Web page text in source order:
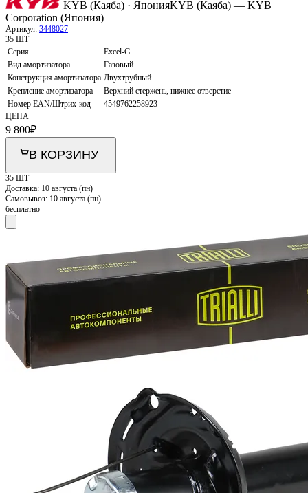
KYB (Каяба) · ЯпонияKYB (Каяба) — KYB
Corporation (Япония)
Артикул: 3448027
35 ШТ
Серия
Excel-G
Вид амортизатора
Газовый
Конструкция амортизатора Двухтрубный
Крепление амортизатора
Верхний стержень, нижнее отверстие
Номер EAN/Штрих-код
4549762258923
ЦЕНА
9 800₽
В КОРЗИНУ
35 ШТ
Доставка: 10 августа (пн)
Самовывоз: 10 августа (пн)
бесплатно